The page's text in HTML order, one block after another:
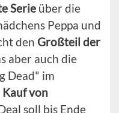
Serie über die
Peppa und
den Großteil der
aber auch die
Dead" im
Kauf von
soll bis Ende